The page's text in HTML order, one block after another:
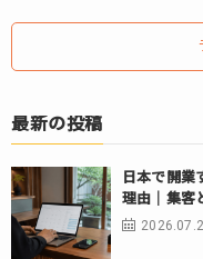
最新の投稿
日本で開業
理由｜集客